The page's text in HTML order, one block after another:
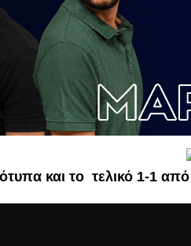
και το τελικό 1-1